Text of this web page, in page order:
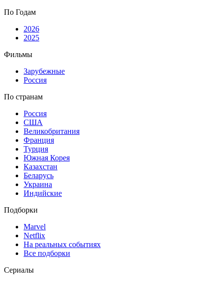
По Годам
2026
2025
Фильмы
Зарубежные
Россия
По странам
Россия
США
Великобритания
Франция
Турция
Южная Корея
Казахстан
Беларусь
Украина
Индийские
Подборки
Marvel
Netflix
На реальных событиях
Все подборки
Сериалы